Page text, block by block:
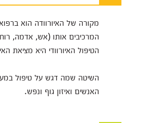
מקורה של האיורוודה הוא
המרכיבים אותו (אש, אדמה,
הטיפול האיורוודי היא מציאת
השיטה שמה דגש על טיפול
האנשים ואיזון גוף ונפש.